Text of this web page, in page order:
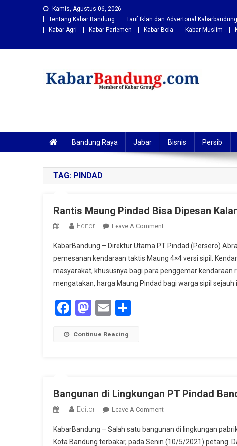
Kamis, Agustus 06, 2026
Tentang Kabar Bandung
Tarif Iklan dan Advertorial
Kabar Agri
Kabar Parlemen Kabar Bola Kabar Muslim
Bandung Raya Jabar Bisnis Persib
TAG: PINDAD
Rantis Maung Pindad Bisa Dipesan
Editor Leave A CommentOn
Maung
Pindad
Bisa
Dipesan
KabarBandung – Direktur Utama PT Pindad (Persero)
pemesanan kendaraan taktis Maung 4×4 versi sipil.
masyarakat, khususnya bagi para penggemar
mengatakan, harga Maung Pindad bagi warga sipil sejauh
Facebook
Mastodon
Email
Continue Reading
Bangunan di Lingkungan PT Pindad
Editor Leave A CommentOn
Di
Lingkungan
KabarBandung – Salah satu bangunan di lingkungan
Kota Bandung terbakar, pada Senin (10/5/2021) petang.